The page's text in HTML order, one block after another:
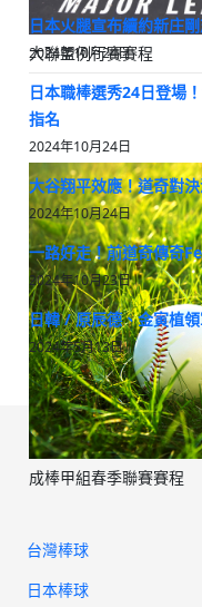
大聯盟例行賽賽程
成棒甲組春季聯賽賽程
日本火腿宣布續約新庄
2024年10月24日
日本職棒選秀24日登場
指名
2024年10月24日
大谷翔平效應！道奇對
2024年10月24日
一路好走！前道奇傳奇
2024年10月23日
日韓 / 原辰德、金寅植
2024年5月13日
台灣棒球
日本棒球